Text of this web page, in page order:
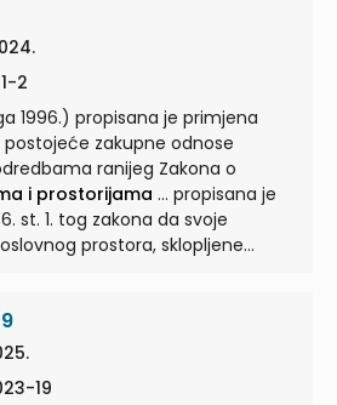
a ne u odnosu na bivše
prostor vraćen, sve temeljem
zgradama i prostorijama
2
1996.) propisana je primjena
zakupne odnose
ranijeg Zakona o
i prostorijama ... propisana je
st. 1. tog zakona da svoje
prostora, sklopljene
19